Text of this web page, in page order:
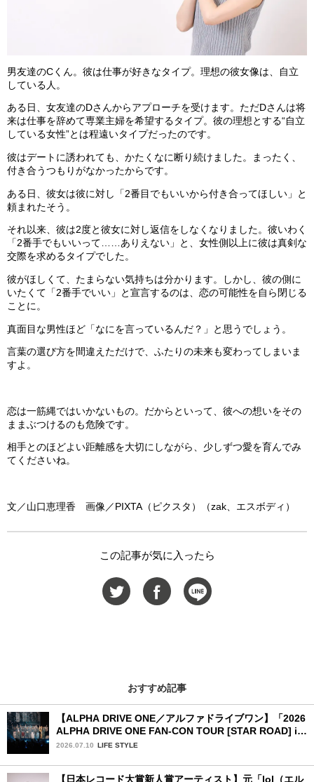
男友達のCくん。彼は仕事が好きなタイプ。理想の彼女像は、自立
している人。
ある日、女友達のDさんからアプローチを受けます。ただDさんは将
来は仕事を辞めて専業主婦を希望するタイプ。彼の理想とする“自立
している女性”とは程遠いタイプだったのです。
彼はデートに誘われても、かたくなに断り続けました。まったく、
付き合うつもりがなかったからです。
ある日、彼女は彼に対し「2番目でもいいから付き合ってほしい」と
頼まれたそう。
それ以来、彼は2度と彼女に対し返信をしなくなりました。彼いわく
「2番手でもいいって……ありえない」と、女性側以上に彼は真剣な
交際を求めるタイプでした。
彼がほしくて、たまらない気持ちは分かります。しかし、彼の側に
いたくて「2番手でいい」と宣言するのは、恋の可能性を自ら閉じる
ことに。
真面目な男性ほど「なにを言っているんだ？」と思うでしょう。
言葉の選び方を間違えただけで、ふたりの未来も変わってしまいま
すよ。
恋は一筋縄ではいかないもの。だからといって、彼への想いをその
ままぶつけるのも危険です。
相手とのほどよい距離感を大切にしながら、少しずつ愛を育んでみ
てくださいね。
文／山口恵理香 画像／PIXTA（ピクスタ）（zak、エスボディ）
この記事が気に入ったら
おすすめ記事
【ALPHA DRIVE ONE／アルファドライブワン】「2026
ALPHA DRIVE ONE FAN-CON TOUR [STAR ROAD] in
YOKOHAMA」1日目詳細レポ【後編】
2026.07.10 LIFE STYLE
【日本レコード大賞新人賞アーティスト】元「lol（エル